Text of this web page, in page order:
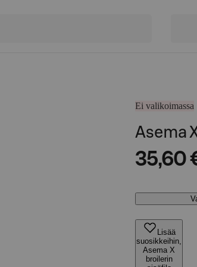
Ei valikoimassa
Asema
35,60
Lisää
suosikkeihin,
Asema X
broilerin